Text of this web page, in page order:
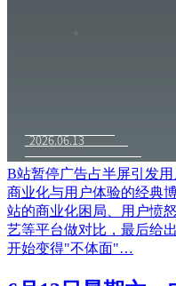
B站暂停广告占半屏引发
商业化与用户体验的经典
站的商业化困局、用户愤
艺等平台做对比，最后给
开始变得"不体面"…